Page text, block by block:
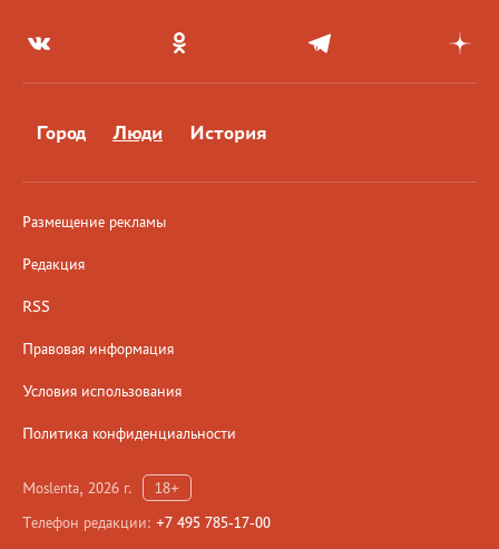
Город Люди История
Размещение рекламы
Редакция
RSS
Правовая информация
Условия использования
Политика конфиденциальности
Moslenta, 2026 г.
18+
Телефон редакции: +7 495 785-17-00